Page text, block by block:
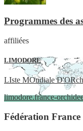
Programmes des
affiliées
LIMODORE
LIste MOndiale
limodore.france-
Fédération France